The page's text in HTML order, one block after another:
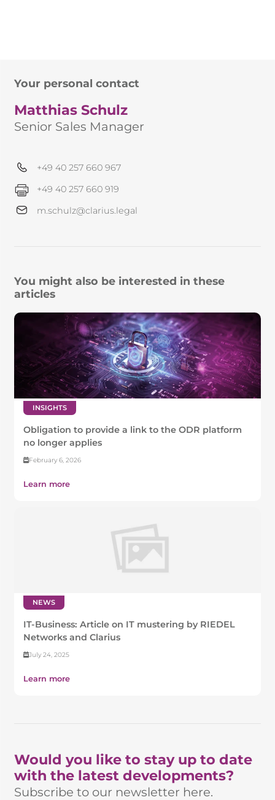
Your personal contact
Matthias Schulz
Senior Sales Manager
+49 40 257 660 967
+49 40 257 660 919
m.schulz@clarius.legal
You might also be interested in these
articles
INSIGHTS
Obligation to provide a link to the ODR platform
no longer applies
February 6, 2026
Learn more
NEWS
IT-Business: Article on IT mustering by RIEDEL
Networks and Clarius
July 24, 2025
Learn more
Would you like to stay up to date
with the latest developments?
Subscribe to our newsletter here.